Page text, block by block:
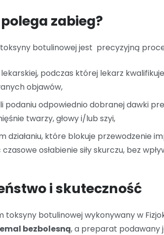
zabieg?
botulinowej jest precyzyjną
podczas której lekarz
objawów,
podaniu odpowiednio dobranej dawki
twarzy, głowy i/lub szyi,
działaniu, które blokuje przewodzenie
osłabienie siły skurczu, bez
i skuteczność
toksyny botulinowej wykonywany w
bezbolesną, a preparat podawany